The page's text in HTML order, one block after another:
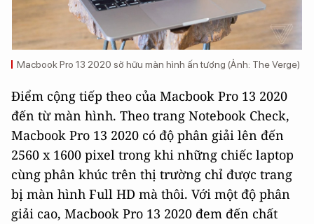
Macbook Pro 13 2020 sở hữu màn hình ấn tượng (Ảnh: The Verge)
Điểm cộng tiếp theo của Macbook Pro 13 2020
đến từ màn hình. Theo trang Notebook Check,
Macbook Pro 13 2020 có độ phân giải lên đến
2560 x 1600 pixel trong khi những chiếc laptop
cùng phân khúc trên thị trường chỉ được trang
bị màn hình Full HD mà thôi. Với một độ phân
giải cao, Macbook Pro 13 2020 đem đến chất